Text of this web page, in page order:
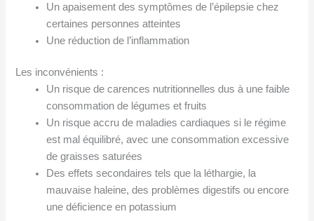
Un apaisement des symptômes de l’épilepsie chez
certaines personnes atteintes
Une réduction de l’inflammation
Les inconvénients :
Un risque de carences nutritionnelles dus à une faible
consommation de légumes et fruits
Un risque accru de maladies cardiaques si le régime
est mal équilibré, avec une consommation excessive
de graisses saturées
Des effets secondaires tels que la léthargie, la
mauvaise haleine, des problèmes digestifs ou encore
une déficience en potassium